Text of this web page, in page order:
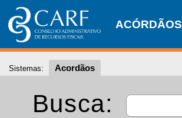
ACÓRDÃOS
Sistemas: Acordãos
Busca: